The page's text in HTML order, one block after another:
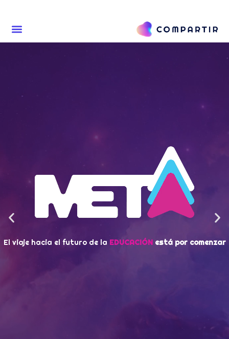
El viaje hacia el futurode la EDUCACIÓNestá por comenzar